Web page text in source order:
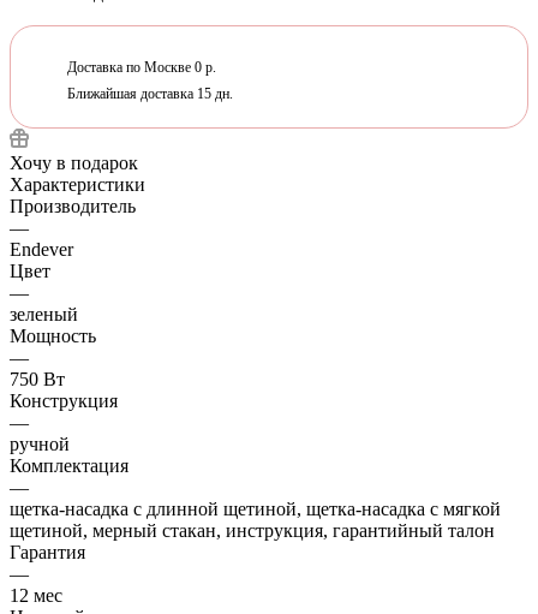
Доставка по Москве 0 р.
Ближайшая доставка 15 дн.
Хочу в подарок
Характеристики
Производитель
—
Endever
Цвет
—
зеленый
Мощность
—
750 Вт
Конструкция
—
ручной
Комплектация
—
щетка-насадка с длинной щетиной, щетка-насадка с мягкой
щетиной, мерный стакан, инструкция, гарантийный талон
Гарантия
—
12 мес